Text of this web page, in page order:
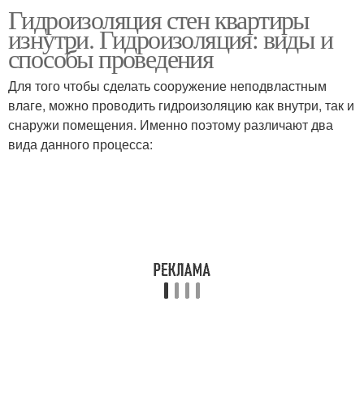
Гидроизоляция стен квартиры
изнутри. Гидроизоляция: виды и
способы проведения
Для того чтобы сделать сооружение неподвластным
влаге, можно проводить гидроизоляцию как внутри, так и
снаружи помещения. Именно поэтому различают два
вида данного процесса: